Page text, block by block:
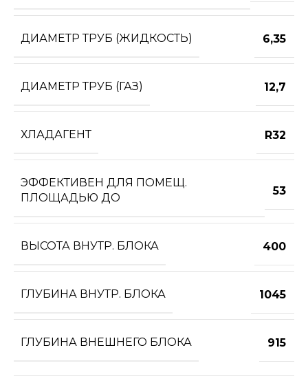
ДИАМЕТР ТРУБ (ЖИДКОСТЬ) 6,35
ДИАМЕТР ТРУБ (ГАЗ) 12,7
ХЛАДАГЕНТ R32
ЭФФЕКТИВЕН ДЛЯ ПОМЕЩ.
ПЛОЩАДЬЮ ДО
53
ВЫСОТА ВНУТР. БЛОКА 400
ГЛУБИНА ВНУТР. БЛОКА 1045
ГЛУБИНА ВНЕШНЕГО БЛОКА 915